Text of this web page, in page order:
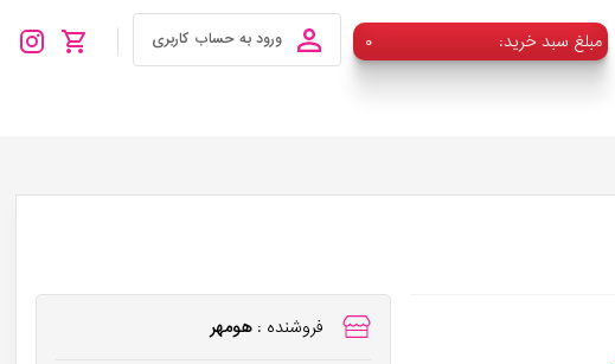
۰ :مبلغ سبد خرید ورود به حساب کاربری
فروشنده : هومهر